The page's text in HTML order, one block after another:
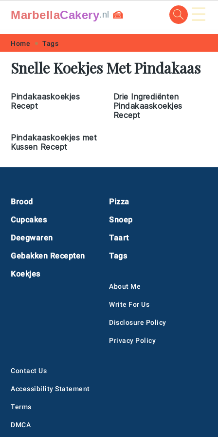
Skip
primary
Skip
main
Skip
primary
Skip
footer
MarbellaCakery.nl 🍰 ☰
Home Tags
Snelle Koekjes Met Pindakaas
Pindakaaskoekjes
Recept
Drie Ingrediënten
Pindakaaskoekjes
Recept
Pindakaaskoekjes met
Kussen Recept
Footer
Brood
Cupcakes
Deegwaren
Gebakken Recepten
Koekjes
Pizza
Snoep
Taart
Tags
About Me
Write For Us
Disclosure Policy
Privacy Policy
Contact Us
Accessibility Statement
Terms
DMCA